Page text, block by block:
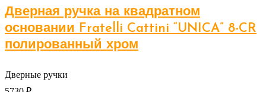
Дверная ручка на квадратном
основании Fratelli Cattini “UNICA” 8-CR
полированный хром
Дверные ручки